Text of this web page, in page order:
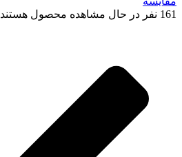
161 نفر در حال مشاهده محصول هستند